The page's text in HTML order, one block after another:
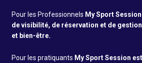
Pour les Professionnels My Sport
de visibilité, de réservation et de
et bien-être.
Pour les pratiquants My Sport Session